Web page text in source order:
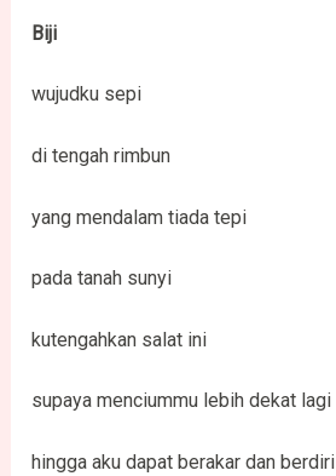
Biji
wujudku sepi
di tengah rimbun
yang mendalam tiada tepi
pada tanah sunyi
kutengahkan salat ini
supaya menciummu lebih dekat lagi
hingga aku dapat berakar dan berdiri